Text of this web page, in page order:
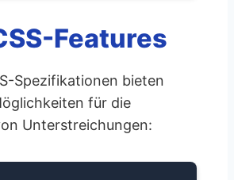
Features
Spezifikationen bieten
für die
Unterstreichungen: